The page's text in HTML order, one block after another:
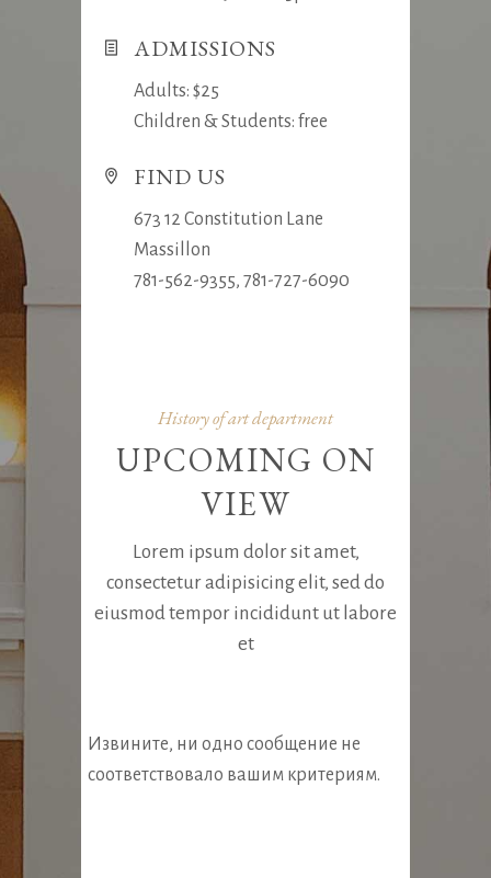
ADMISSIONS
Adults: $25
Children & Students: free
FIND US
673 12 Constitution Lane
Massillon
781-562-9355, 781-727-6090
History of art department
UPCOMING ON
VIEW
Lorem ipsum dolor sit amet,
consectetur adipisicing elit, sed do
eiusmod tempor incididunt ut labore
et
Извините, ни одно сообщение не
соответствовало вашим критериям.